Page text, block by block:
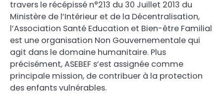
travers le récépissé n°213 du 30 Juillet 2013 du
Ministère de l’Intérieur et de la Décentralisation,
l’Association Santé Education et Bien-être Familial
est une organisation Non Gouvernementale qui
agit dans le domaine humanitaire. Plus
précisément, ASEBEF s’est assignée comme
principale mission, de contribuer à la protection
des enfants vulnérables.